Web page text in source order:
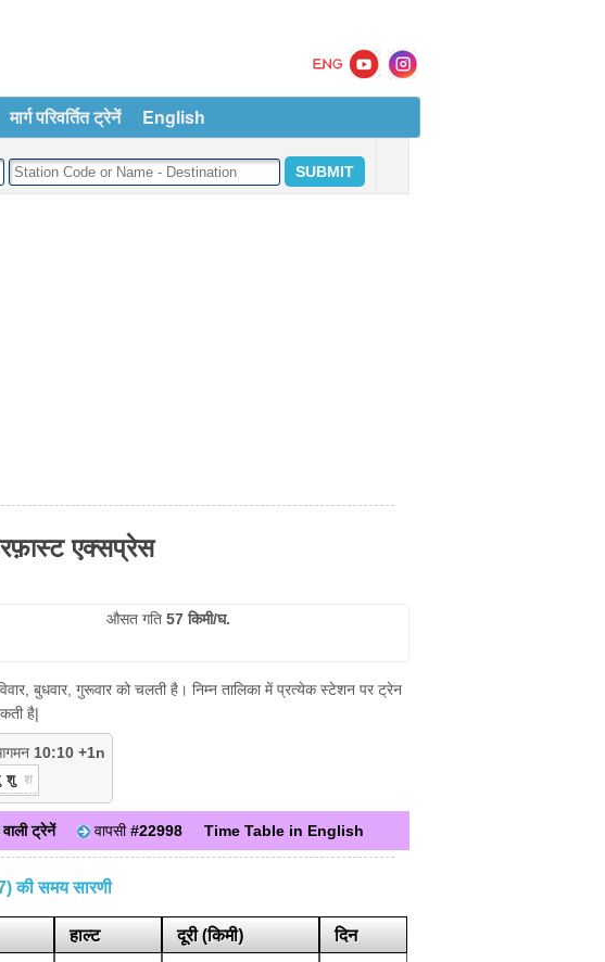
मार्ग परिवर्तित ट्रेनें English
एक्सप्रेस
औसत गति 57 किमी/घ.
बुधवार, गुरूवार को चलती है। निम्न तालिका में प्रत्येक स्टेशन पर ट्रेन
है|
10:10 +1n
शु श
ट्रेनें वापसी#22998 Time Table in English
की समय सारणी
हाल्ट दूरी (किमी)
दिन